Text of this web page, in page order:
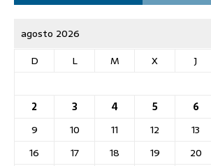
agosto 2026
D
L M X J
2
3 4 5 6
9
10 11 12 13
16
17 18 19 20